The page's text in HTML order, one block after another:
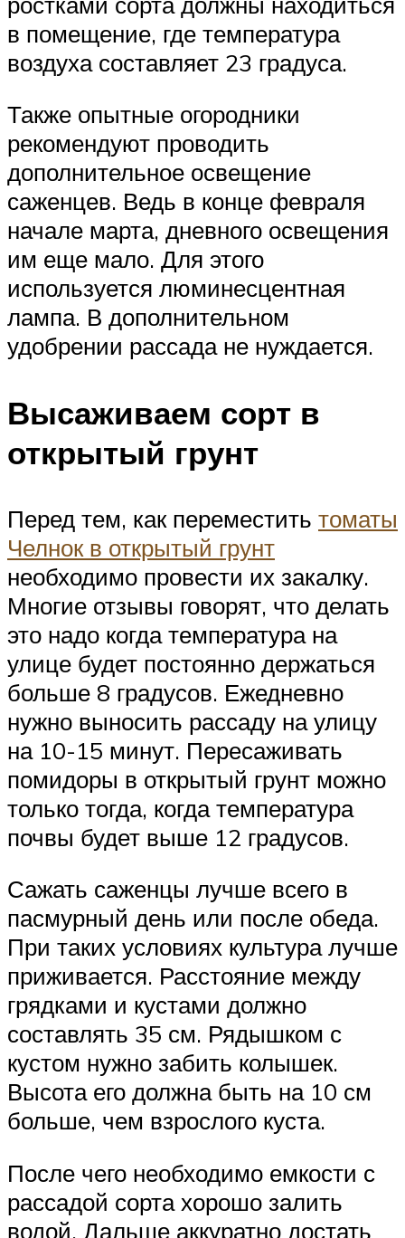
в помещение, где температура
воздуха составляет 23 градуса.
Также опытные огородники
рекомендуют проводить
дополнительное освещение
саженцев. Ведь в конце февраля
начале марта, дневного освещения
им еще мало. Для этого
используется люминесцентная
лампа. В дополнительном
удобрении рассада не нуждается.
Высаживаем сорт в
открытый грунт
Перед тем, как переместить томаты
Челнок в открытый грунт
необходимо провести их закалку.
Многие отзывы говорят, что делать
это надо когда температура на
улице будет постоянно держаться
больше 8 градусов. Ежедневно
нужно выносить рассаду на улицу
на 10-15 минут. Пересаживать
помидоры в открытый грунт можно
только тогда, когда температура
почвы будет выше 12 градусов.
Сажать саженцы лучше всего в
пасмурный день или после обеда.
При таких условиях культура лучше
приживается. Расстояние между
грядками и кустами должно
составлять 35 см. Рядышком с
кустом нужно забить колышек.
Высота его должна быть на 10 см
больше, чем взрослого куста.
После чего необходимо емкости с
рассадой сорта хорошо залить
водой. Дальше аккуратно достать